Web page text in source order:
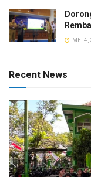
MEI 4,
Recent News